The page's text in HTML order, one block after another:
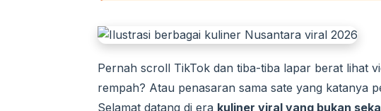
Pernah scroll TikTok dan tiba-tiba lapar berat lihat
rempah? Atau penasaran sama sate yang katanya
Selamat datang di era kuliner viral yang bukan